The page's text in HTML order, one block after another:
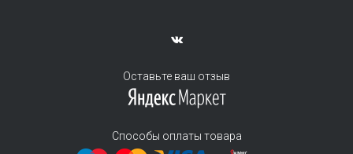
Оставьте ваш отзыв
Способы оплаты товара